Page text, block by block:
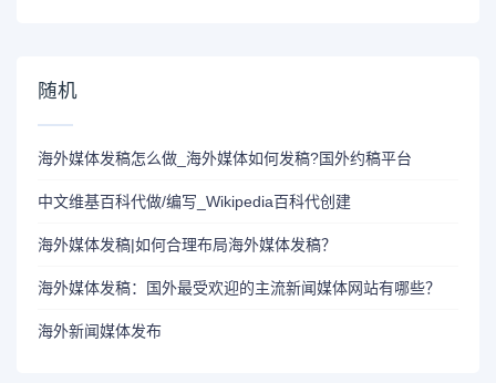
随机
海外媒体发稿怎么做_海外媒体如何发稿?国外约稿平台
中文维基百科代做/编写_Wikipedia百科代创建
海外媒体发稿|如何合理布局海外媒体发稿？
海外媒体发稿：国外最受欢迎的主流新闻媒体网站有哪些？
海外新闻媒体发布